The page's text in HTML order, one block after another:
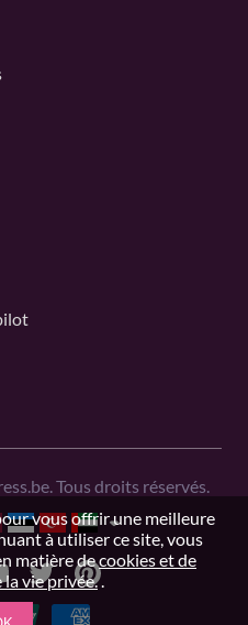
Tous droits réservés.
vous offrir une meilleure
à utiliser ce site, vous
matière decookies et de
vie privée..